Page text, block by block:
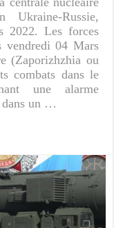
Russie,
2022. Les forces
vendredi 04 Mars
(Zaporizhzhia ou
combats dans le
une alarme
dans un …